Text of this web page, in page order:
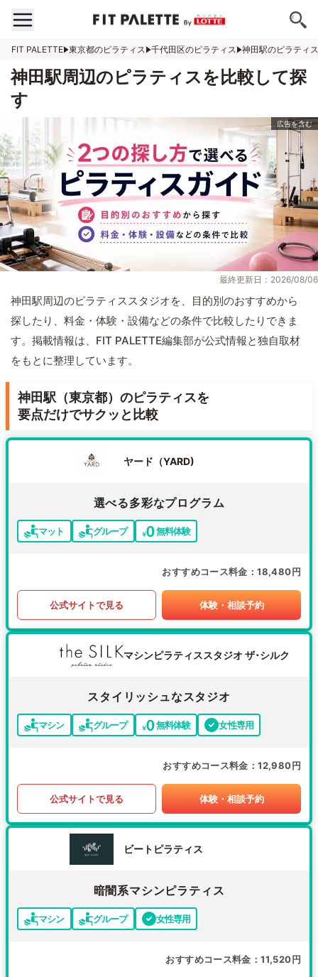
FIT PALETTE 東京都のピラティス 千代田区のピラティス 神田駅のピラティス
神田駅周辺のピラティスを比較して探
す
最終更新日：2026/08/06
神田駅周辺のピラティススタジオを、目的別のおすすめから
探したり、料金・体験・設備などの条件で比較したりできま
す。掲載情報は、FIT PALETTE編集部が公式情報と独自取材
をもとに整理しています。
神田駅（東京都）のピラティスを
要点だけでサクッと比較
ヤード（YARD)
選べる多彩なプログラム
マット グループ 無料体験
おすすめコース料金 18,480円
公式サイトで見る 体験・相談予約
マシンピラティススタジオ ザ･シルク
スタイリッシュなスタジオ
マシン グループ 無料体験 女性専用
おすすめコース料金 12,980円
公式サイトで見る 体験・相談予約
ビートピラティス
暗闇系マシンピラティス
マシン グループ 女性専用
おすすめコース料金 11,520円